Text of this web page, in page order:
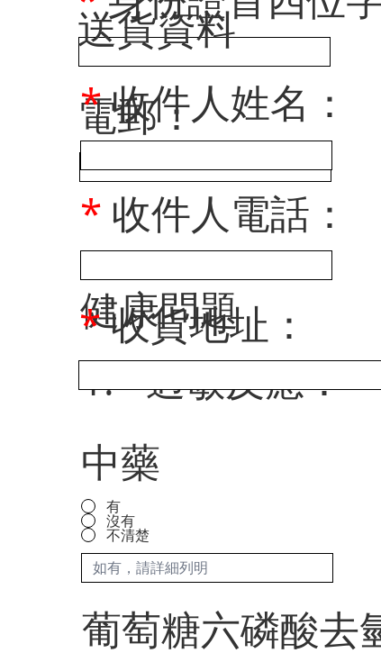
1.*過敏反應：
中藥
有
沒有
不清楚
葡萄糖六磷酸去
健康問題
電郵：
​送貨資料
*收件人姓名：
* 收件人電話：
*收貨地址：